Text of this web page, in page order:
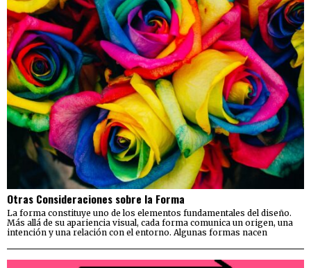
Otras Consideraciones sobre la Forma
La forma constituye uno de los elementos fundamentales del diseño.
Más allá de su apariencia visual, cada forma comunica un origen, una
intención y una relación con el entorno. Algunas formas nacen